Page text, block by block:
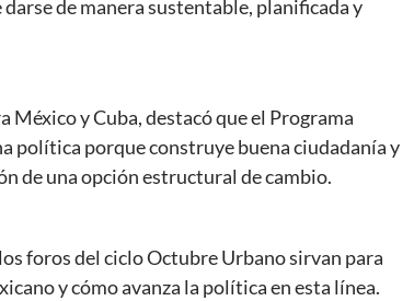
de manera sustentable, planificada y
y Cuba, destacó que el Programa
política porque construye buena ciudadanía y
de una opción estructural de cambio.
foros del ciclo Octubre Urbano sirvan para
y cómo avanza la política en esta línea.